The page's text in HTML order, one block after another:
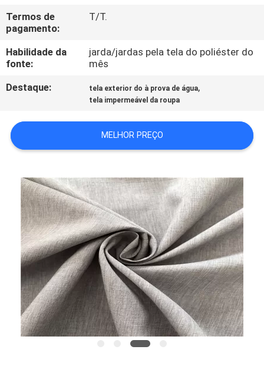
CASOS
COMPANY
MAPA
SITE
PRIVACY
POLICY
Termos de
pagamento:
T/T.
Habilidade da
fonte:
jarda/jardas pela tela do poliéster do
mês
Destaque:
tela exterior do à prova de água,
tela impermeável da roupa
MELHOR PREÇO